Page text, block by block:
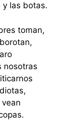
y las botas.
toman,
nosotras